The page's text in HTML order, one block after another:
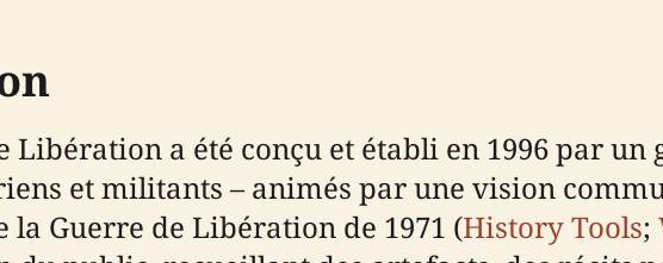
Libération a été conçu et établi en 1996 par
et militants – animés par une vision
la Guerre de Libération de 1971 (History Tools;